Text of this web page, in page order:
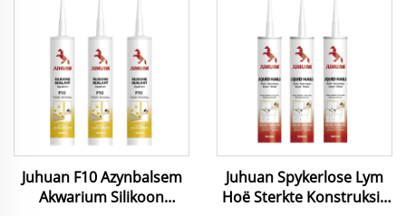
Juhuan F10 Azynbalsem
Akwarium Silikoon
Juhuan Spykerlose Lym
Hoë Sterkte Konstruksie